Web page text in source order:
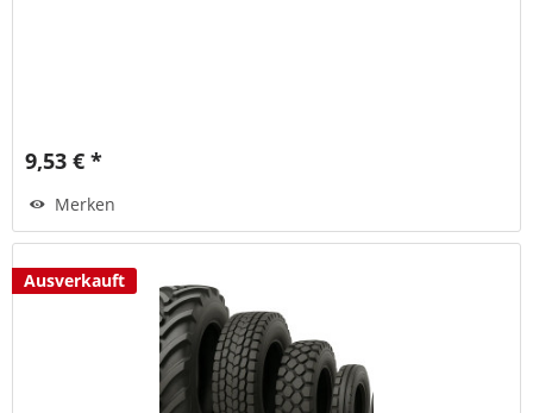
9,53 € *
Merken
Ausverkauft